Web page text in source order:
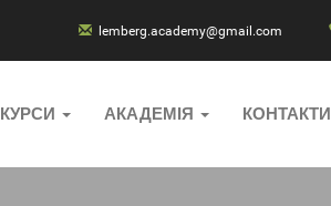
lemberg.academy@gmail.com
КУРСИ АКАДЕМІЯ КОНТАКТИ